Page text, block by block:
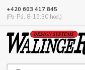
+420 603 417 845
(Po-Pá, 8-15:30 hod.)